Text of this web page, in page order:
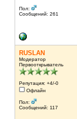
Пол:
Сообщений: 261
RUSLAN
Модератор
Первооткрыватель
Репутация: +4/-0
Офлайн
Пол:
Сообщений: 117